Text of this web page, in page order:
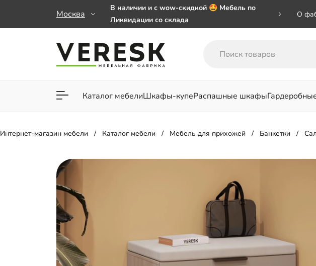
Москва
В наличии и с wow-скидкой 🤩 Мебель по
Ликвидации со склада
заказе от 50 000 ₽
Важно! Наш Whatsapp переехал на номер
О
Каталог мебелиШкафы-купеРаспашные шкафы
Для гостиной
Интернет-магазин мебели Каталог мебели Мебель для прихожей Банкетки